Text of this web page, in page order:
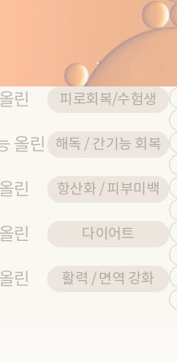
린 피로회복/수험생
올린 해독 / 간기능 회복
린 항산화 / 피부미백
린 다이어트
린 활력 / 면역 강화